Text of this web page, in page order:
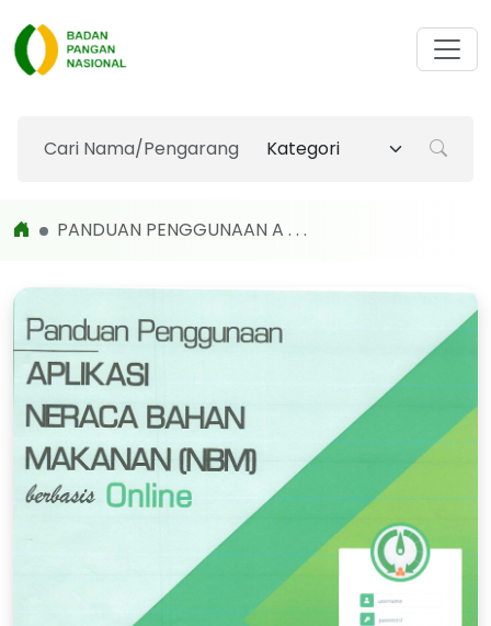
PANDUAN PENGGUNAAN A . . .